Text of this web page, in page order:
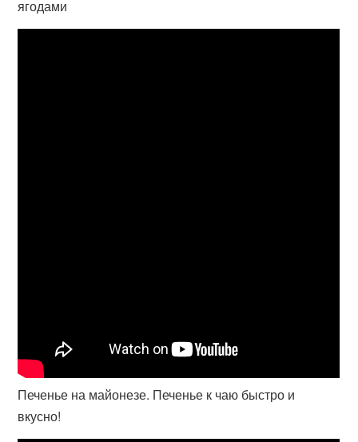
ягодами
Печенье на майонезе. Печенье к чаю быстро и
вкусно!